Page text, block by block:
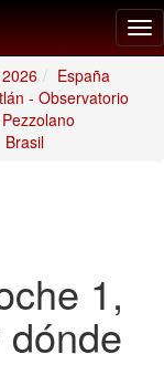
España
- Observatorio
Brasil
1,